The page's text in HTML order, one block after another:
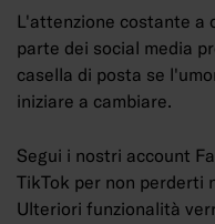
L'attenzione costante a
parte dei social media
casella di posta se
iniziare a cambiare.
Segui i nostri account
TikTok per non perderti
Ulteriori funzionalità